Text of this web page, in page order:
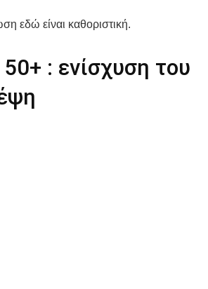
εδώ είναι καθοριστική.
: ενίσχυση του